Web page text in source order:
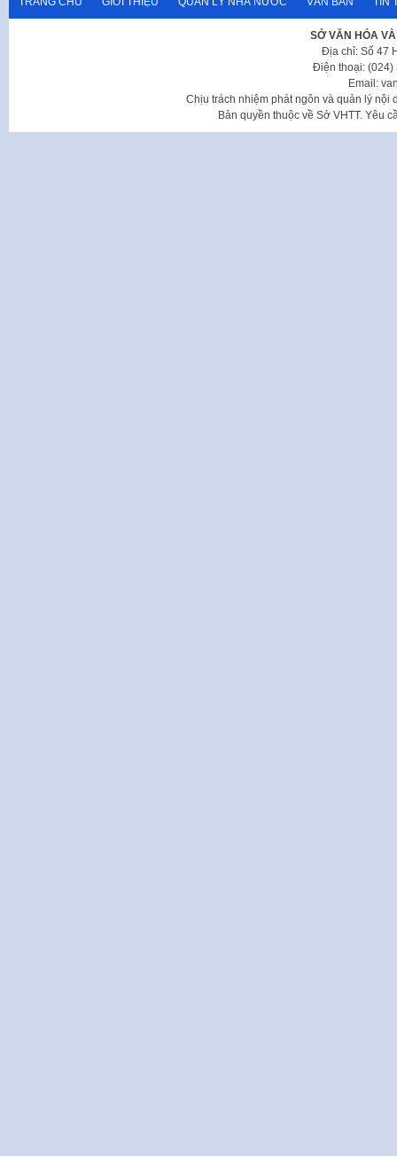
SỞ VĂN HÓA
Địa chỉ: Số 47
Điện thoại: (024)
Email:
Chịu trách nhiệm phát ngôn và quản lý nội
Bản quyền thuộc về Sở VHTT. Yêu